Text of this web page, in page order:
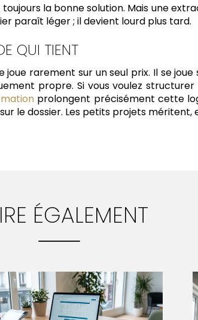
la bonne solution. Mais une
paraît léger ; il devient lourd plus tard.
QUI TIENT
rarement sur un seul prix. Il se
propre. Si vous voulez
prolongent précisément cette
le dossier. Les petits projets méritent,
ÉGALEMENT